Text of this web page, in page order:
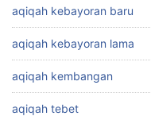
aqiqah kebayoran baru
aqiqah kebayoran lama
aqiqah kembangan
aqiqah tebet